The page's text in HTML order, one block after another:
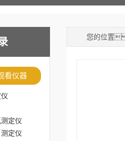
看仪器
定仪
定仪
您的位置